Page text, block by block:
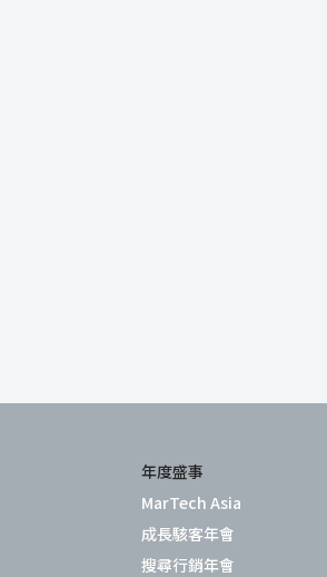
年度盛事
MarTech Asia
成長駭客年會
搜尋行銷年會